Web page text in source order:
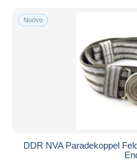
Nuovo
DDR NVA Paradekoppel